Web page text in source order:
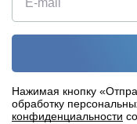
Нажимая кнопку
обработку
конфиденциальности